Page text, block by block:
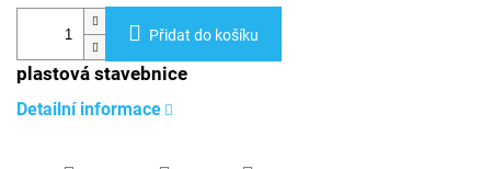
Přidat do košíku
plastová stavebnice
Detailní informace